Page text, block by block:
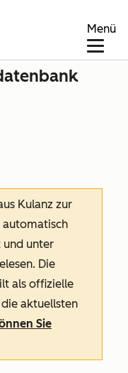
Menü
Kulanz zur
automatisch
und unter
Die
als offizielle
aktuellsten
Sie